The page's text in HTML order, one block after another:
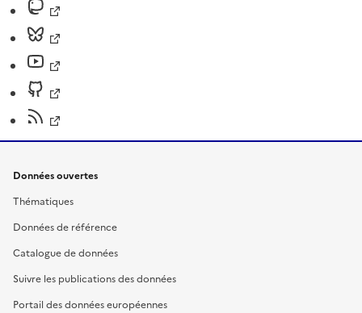
Données ouvertes
Thématiques
Données de référence
Catalogue de données
Suivre les publications des données
Portail des données européennes